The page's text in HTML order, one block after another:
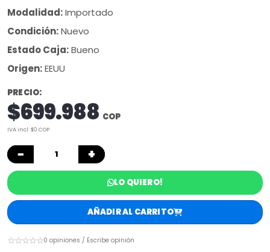
Modalidad:Importado
Condición:Nuevo
Estado Caja:Bueno
Origen:EEUU
PRECIO:
$699.988 COP
IVA incl: $0 COP
− +
LO QUIERO!
AÑADIR AL CARRITO
☆☆☆☆☆0 opiniones / Escribe opinión